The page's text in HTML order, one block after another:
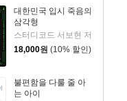
대한민국 입시 죽음의
삼각형
스터디코드 서보현 저
18,000원 (10% 할인)
불편함을 다룰 줄 아
는 아이